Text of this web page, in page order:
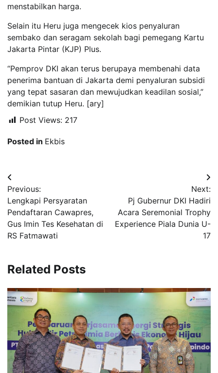
menstabilkan harga.
Selain itu Heru juga mengecek kios penyaluran
sembako dan seragam sekolah bagi pemegang Kartu
Jakarta Pintar (KJP) Plus.
“Pemprov DKI akan terus berupaya membenahi data
penerima bantuan di Jakarta demi penyaluran subsidi
yang tepat sasaran dan mewujudkan keadilan sosial,”
demikian tutup Heru. [ary]
Post Views: 217
Posted in Ekbis
Navigasi
pos
Previous:
Lengkapi Persyaratan
Pendaftaran Cawapres,
Gus Imin Tes Kesehatan di
RS Fatmawati
Next:
Pj Gubernur DKI Hadiri
Acara Seremonial Trophy
Experience Piala Dunia U-
17
Related Posts